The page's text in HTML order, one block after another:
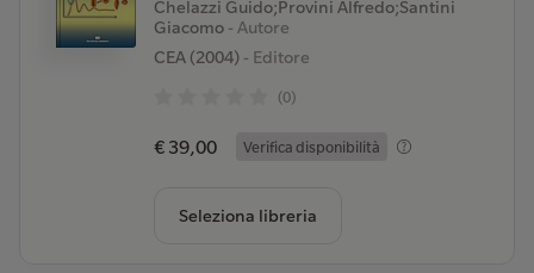
Chelazzi Guido;Provini Alfredo;Santini
Giacomo - Autore
CEA (2004)- Editore
(0)
€ 39,00 Verifica disponibilità
Seleziona libreria